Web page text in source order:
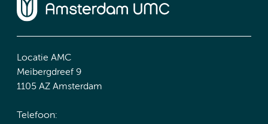
Locatie AMC
Meibergdreef 9
1105 AZ Amsterdam
Telefoon: